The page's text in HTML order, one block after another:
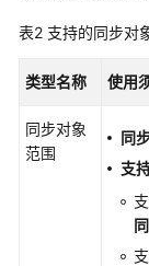
数
同
拓
表2 支持的同步对
类型名称 使用
同步对象
范围
同
支